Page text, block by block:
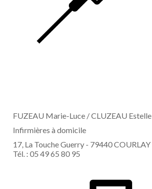
FUZEAU Marie-Luce / CLUZEAU Estelle
Infirmières à domicile
17, La Touche Guerry - 79440 COURLAY
Tél. : 05 49 65 80 95